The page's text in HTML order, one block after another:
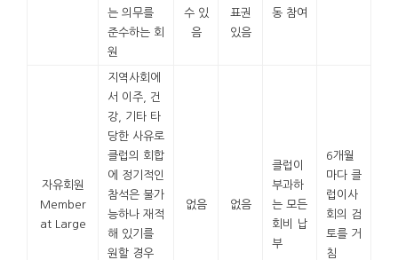
는 의무를
준수하는 회
원
수 있
음
표권
있음
동 참여
자유회원
Member
at Large
지역사회에
서 이주, 건
강, 기타 타
당한 사유로
클럽의 회합
에 정기적인
참석은 불가
능하나 재적
해 있기를
원할 경우
없음 없음
클럽이
부과하
는 모든
회비 납
부
6개월
마다 클
럽이사
회의 검
토를 거
침